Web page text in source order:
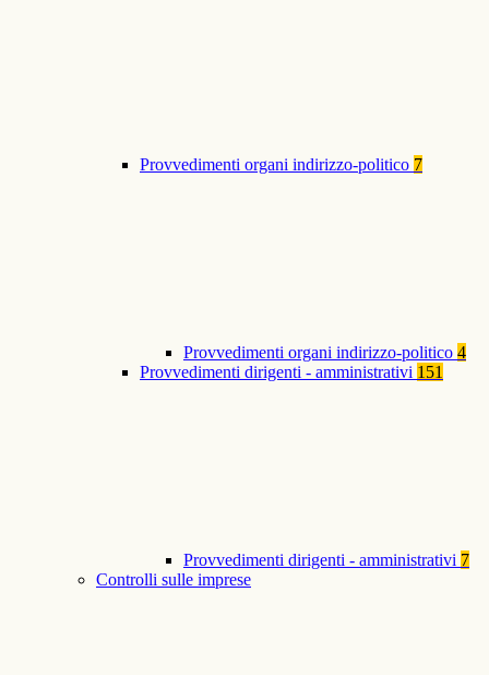
Provvedimenti organi indirizzo-politico 7
Provvedimenti organi indirizzo-politico 4
Provvedimenti dirigenti - amministrativi 151
Provvedimenti dirigenti - amministrativi 7
Controlli sulle imprese